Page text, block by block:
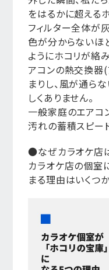
をはるかに超える
フィルター全体が
色が分からないほ
ようにホコリが絡
アコンの熱交換器(
まりし、風が通ら
しくありません。
一般家庭のエアコ
汚れの蓄積スピー
●なぜカラオケ店
カラオケ店の個室
まる理由はいくつ